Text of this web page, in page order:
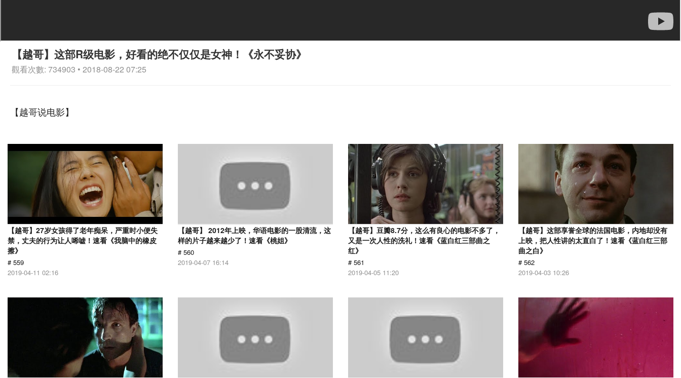
【越哥】这部R级电影，好看的绝不仅仅是女神！《永不妥协》
觀看次數: 734903 • 2018-08-22 07:25
【越哥说电影】
【越哥】27岁女孩得了老年痴呆，严重时小便失
禁，丈夫的行为让人唏嘘！速看《我脑中的橡皮
擦》
# 559
2019-04-11 02:16
【越哥】 2012年上映，华语电影的一股清流，这
样的片子越来越少了！速看《桃姐》
# 560
2019-04-07 16:14
【越哥】豆瓣8.7分，这么有良心的电影不多了，
又是一次人性的洗礼！速看《蓝白红三部曲之
红》
# 561
2019-04-05 11:20
【越哥】这部享誉全球的法国电影，内地却没有
上映，把人性讲的太直白了！速看《蓝白红三部
曲之白》
# 562
2019-04-03 10:26